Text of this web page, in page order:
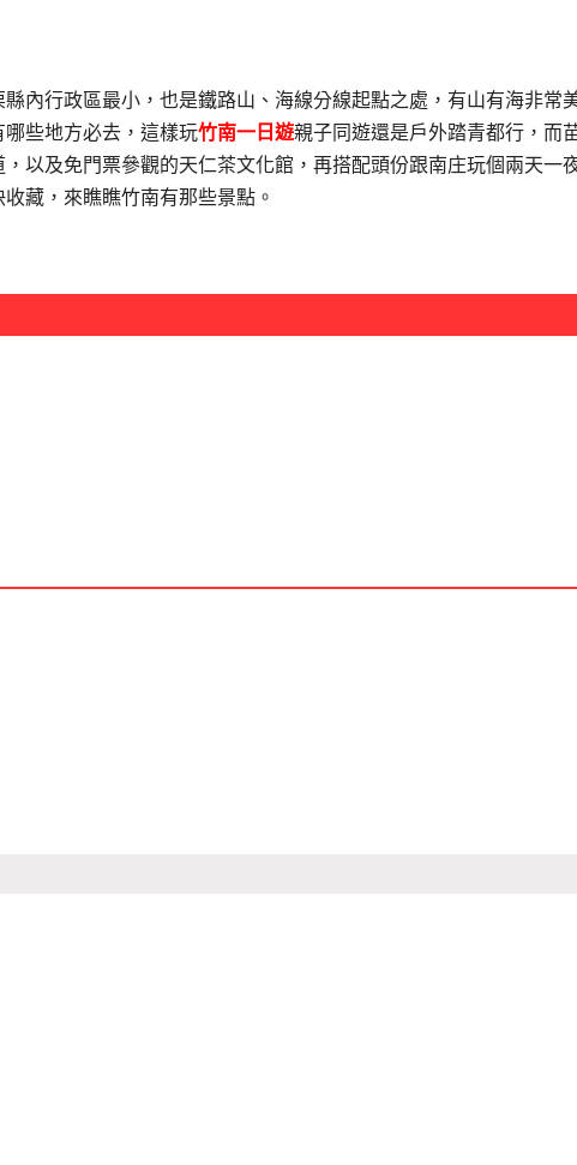
內行政區最小，也是鐵路山、海線分線起點之處，有山有海非常
哪些地方必去，這樣玩竹南一日遊親子同遊還是戶外踏青都行，而
以及免門票參觀的天仁茶文化館，再搭配頭份跟南庄玩個兩天一
藏，來瞧瞧竹南有那些景點。